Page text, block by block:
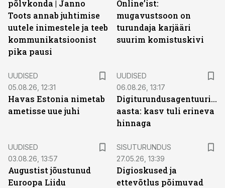
põlvkonda | Janno
Toots annab juhtimise
uutele inimestele ja teeb
kommunikatsioonist
pika pausi
Online’ist:
mugavustsoon on
turundaja karjääri
suurim komistuskivi
UUDISED
05.08.26, 12:31
Havas Estonia nimetab
ametisse uue juhi
UUDISED
06.08.26, 13:17
Digiturundusagentuuride
aasta: kasv tuli erineva
hinnaga
UUDISED
03.08.26, 13:57
Augustist jõustunud
Euroopa Liidu
SISUTURUNDUS
27.05.26, 13:39
Digioskused ja
ettevõtlus põimuvad